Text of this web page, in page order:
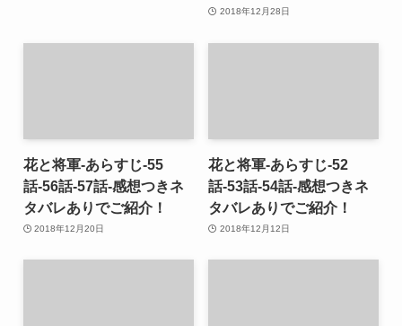
2018年12月28日
花と将軍-あらすじ-55
話-56話-57話-感想つきネ
タバレありでご紹介！
2018年12月20日
花と将軍-あらすじ-52
話-53話-54話-感想つきネ
タバレありでご紹介！
2018年12月12日